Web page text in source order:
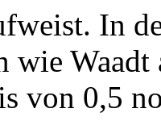
In
wie
von 0,5